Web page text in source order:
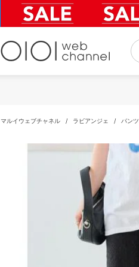
マルイウェブチャネル / ラビアンジェ / パンツ